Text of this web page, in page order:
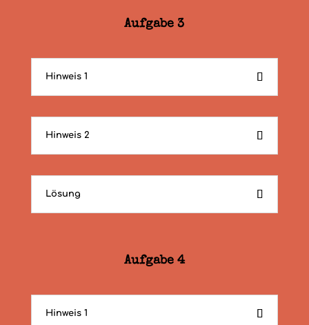
Aufgabe 3
Hinweis 1
Hinweis 2
Lösung
Aufgabe 4
Hinweis 1